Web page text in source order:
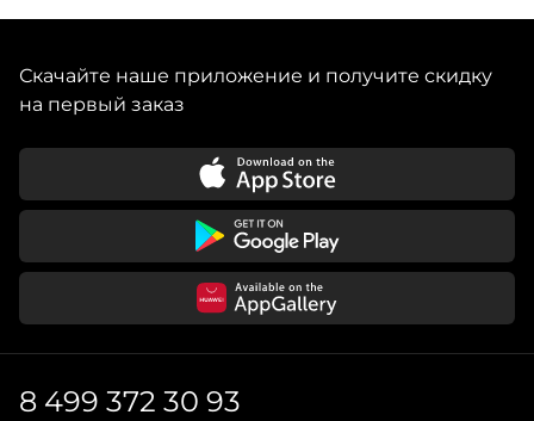
Скачайте наше приложение и получите скидку
на первый заказ
8 499 372 30 93